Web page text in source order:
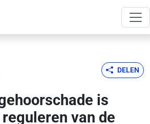
DELEN
is
van de